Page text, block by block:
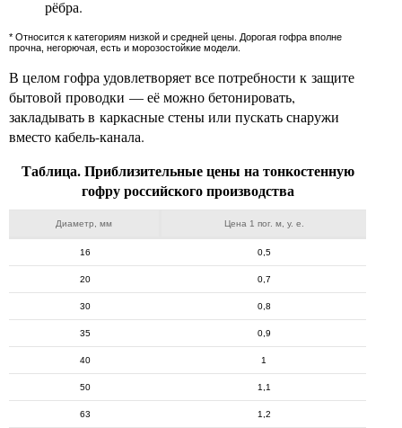
рёбра.
* Относится к категориям низкой и средней цены. Дорогая гофра вполне
прочна, негорючая, есть и морозостойкие модели.
В целом гофра удовлетворяет все потребности к защите
бытовой проводки — её можно бетонировать,
закладывать в каркасные стены или пускать снаружи
вместо кабель-канала.
Таблица. Приблизительные цены на тонкостенную
гофру российского производства
Диаметр, мм Цена 1 пог. м, у. е.
16 0,5
20 0,7
30 0,8
35 0,9
40 1
50 1,1
63 1,2